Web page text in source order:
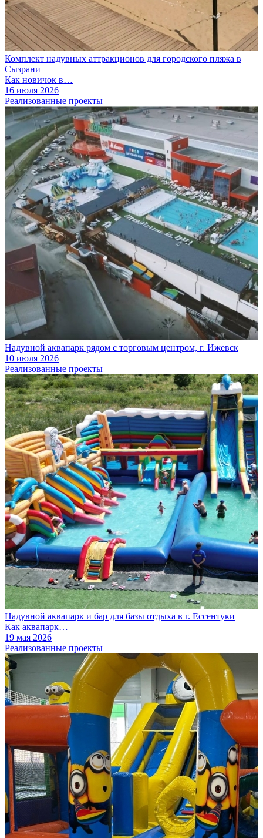
Комплект надувных аттракционов для городского пляжа в
Сызрани
Как новичок в…
16 июля 2026
Реализованные проекты
Надувной аквапарк рядом с торговым центром, г. Ижевск
10 июля 2026
Реализованные проекты
Надувной аквапарк и бар для базы отдыха в г. Ессентуки
Как аквапарк…
19 мая 2026
Реализованные проекты